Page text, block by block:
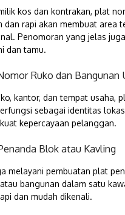
kos dan kontrakan, plat
dan rapi akan membuat area
Penomoran yang jelas
dan tamu.
Ruko dan Bangunan
kantor, dan tempat usaha,
sebagai identitas
kepercayaan pelanggan.
Blok atau Kavling
melayani pembuatan plat
bangunan dalam satu
dan mudah dikenali.